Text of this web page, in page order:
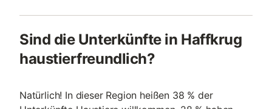
Sind die Unterkünfte in Haffkrug
haustierfreundlich?
Natürlich! In dieser Region heißen 38 % der